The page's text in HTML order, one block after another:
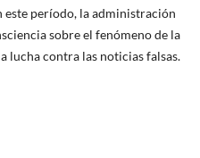
este período, la administración
sobre el fenómeno de la
lucha contra las noticias falsas.